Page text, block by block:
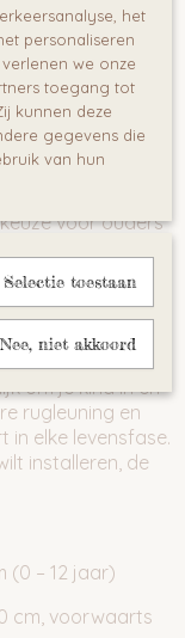
Comfort &
voor ouders
(150 cm), voldoet
i-Size
ontwerp groeit
tot tiener.
om je kind in en
rugleuning en
elke levensfase.
installeren, de
(0 – 12 jaar)
cm, voorwaarts
het
personaliseren
we onze
toegang tot
kunnen deze
gegevens die
van hun
Selectie toestaan
Nee, niet akkoord